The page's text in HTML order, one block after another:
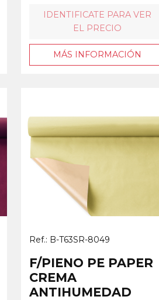
IDENTIFICATE PARA VER
EL PRECIO
MÁS INFORMACIÓN
Ref.: B-T63SR-8049
F/PIENO PE PAPER
CREMA
ANTIHUMEDAD